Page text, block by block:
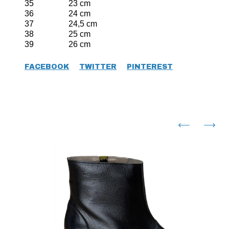
35 23 cm
36 24 cm
37 24,5 cm
38 25 cm
39 26 cm
FACEBOOK TWITTER PINTEREST